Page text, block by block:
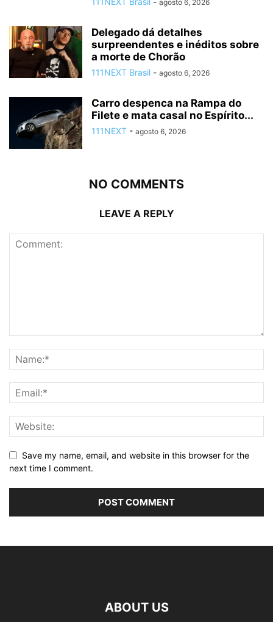
agosto 6, 2026
Delegado dá detalhes
surpreendentes e inéditos sobre
a morte de Chorão
111NEXT Brasil - agosto 6, 2026
Carro despenca na Rampa do
Filete e mata casal no Espírito...
111NEXT - agosto 6, 2026
NO COMMENTS
LEAVE A REPLY
Save my name, email, and website in this browser for the
next time I comment.
ABOUT US